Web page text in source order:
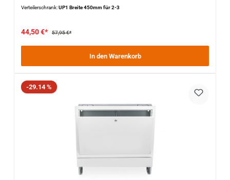
Verteilerschrank:UP1 Breite 450mm für 2-3
44,50 €* 57,95 €*
In den Warenkorb
Rabatt
-29.14 %